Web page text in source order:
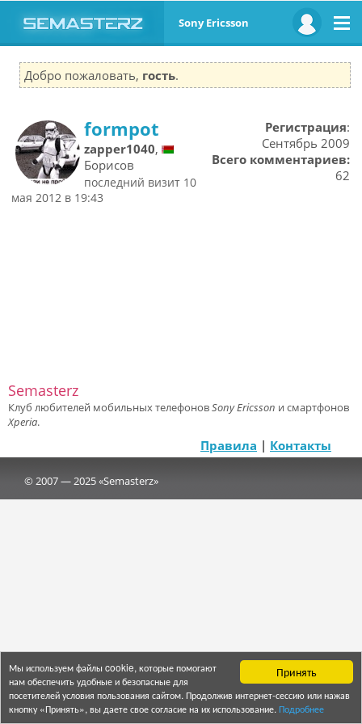
Принять
Мы используем файлы cookie, которые помогают
нам обеспечить удобные и безопасные для
посетителей условия пользования сайтом. Продолжив интернет-сессию или нажав
кнопку «Принять», вы даете свое согласие на их использование. Подробнее
Sony Ericsson
Добро пожаловать, гость.
formpot
zapper1040,
Борисов
последний визит 10
мая 2012 в 19:43
Регистрация:
Сентябрь 2009
Всего комментариев:
62
Semasterz
Клуб любителей мобильных телефоновSony Ericsson и смартфонов
Xperia.
Правила | Контакты
© 2007 — 2025 «Semasterz»